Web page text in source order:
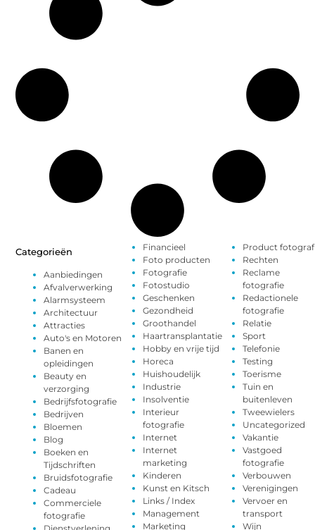
Categorieën
Aanbiedingen
Afvalverwerking
Alarmsysteem
Architectuur
Attracties
Auto's en Motoren
Banen en
opleidingen
Beauty en
verzorging
Bedrijfsfotografie
Bedrijven
Bloemen
Blog
Boeken en
Tijdschriften
Bruidsfotografie
Cadeau
Commerciele
fotografie
Financieel
Foto producten
Fotografie
Fotostudio
Geschenken
Gezondheid
Groothandel
Haartransplantatie
Hobby en vrije tijd
Horeca
Huishoudelijk
Industrie
Insolventie
Interieur
fotografie
Internet
Internet
marketing
Kinderen
Kunst en Kitsch
Links / Index
Management
Marketing
Product
Rechten
Reclame
fotografie
Redactionele
fotografie
Relatie
Sport
Telefonie
Testing
Toerisme
Tuin en
buitenleven
Tweewielers
Uncategorized
Vakantie
Vastgoed
fotografie
Verbouwen
Verenigingen
Vervoer en
transport
Wijn